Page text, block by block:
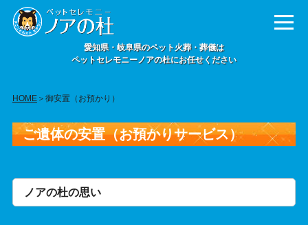
愛知県・岐阜県のペット火葬・葬儀は
ペットセレモニーノアの杜にお任せください
HOME＞御安置（お預かり）
ご遺体の安置（お預かりサービス）
ノアの杜の思い